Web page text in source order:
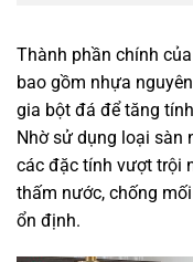
Thành phần chính
bao gồm nhựa
gia bột đá để tăng
Nhờ sử dụng loại sàn
các đặc tính vượt trội
thấm nước, chống
ổn định.